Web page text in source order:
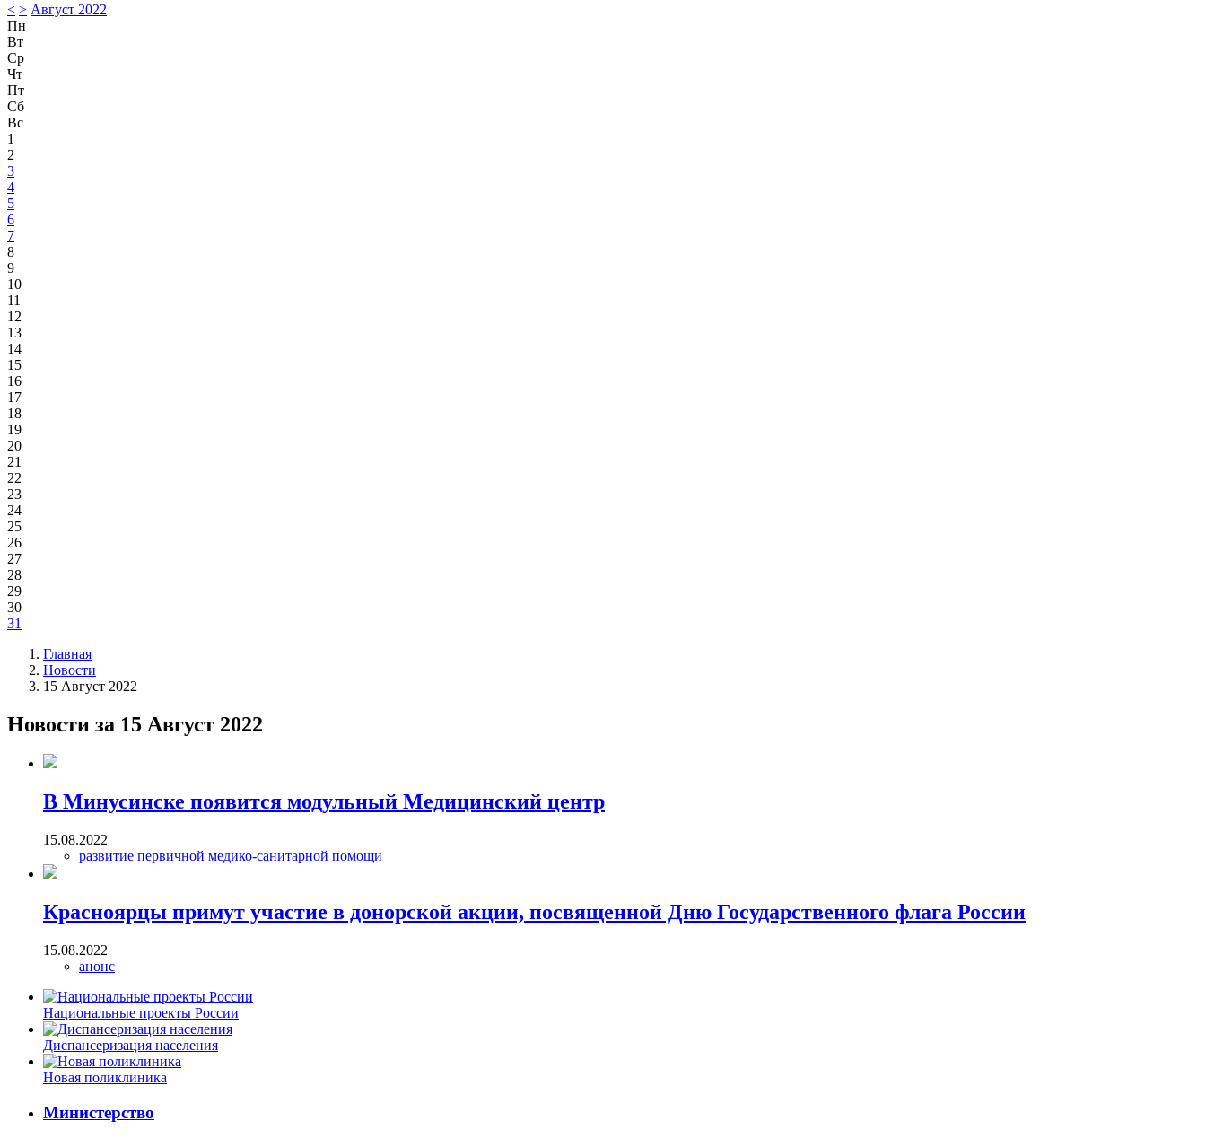
< > Август 2022
Пн
Вт
Ср
Чт
Пт
Сб
Вс
1
2
3
4
5
6
7
8
9
10
11
12
13
14
15
16
17
18
19
20
21
22
23
24
25
26
27
28
29
30
31
Главная
Новости
15 Август 2022
Новости за 15 Август 2022
В Минусинске появится модульный Медицинский центр
15.08.2022
развитие первичной медико-санитарной помощи
Красноярцы примут участие в донорской акции, посвященной Дню Государственного флага России
15.08.2022
анонс
Национальные проекты России
Диспансеризация населения
Новая поликлиника
Министерство